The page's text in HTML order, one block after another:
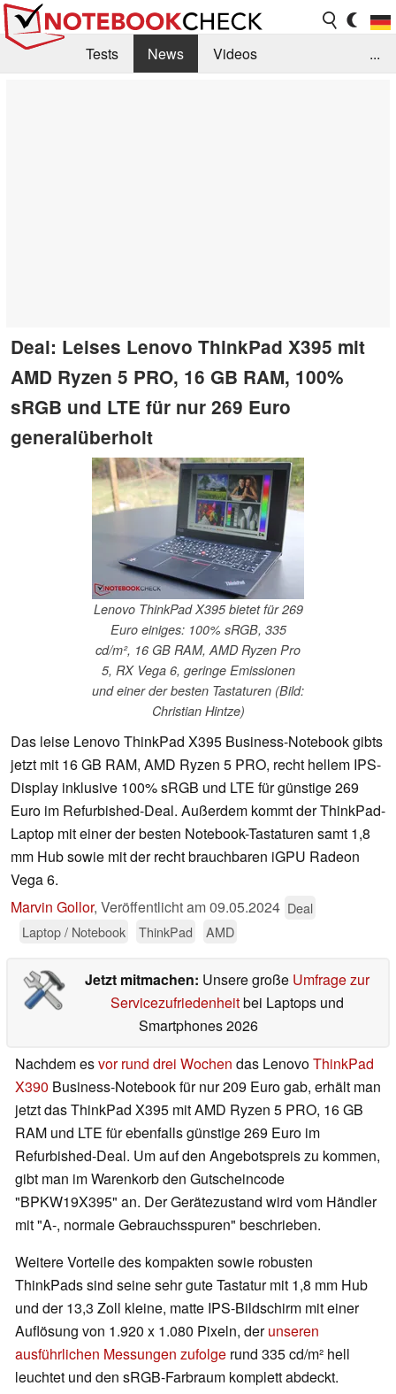
Tests News
Videos
...
Deal: Leises Lenovo ThinkPad X395 mit
AMD Ryzen 5 PRO, 16 GB RAM, 100%
sRGB und LTE für nur 269 Euro
generalüberholt
Lenovo ThinkPad X395 bietet für 269
Euro einiges: 100% sRGB, 335
cd/m², 16 GB RAM, AMD Ryzen Pro
5, RX Vega 6, geringe Emissionen
und einer der besten Tastaturen (Bild:
Christian Hintze)
Das leise Lenovo ThinkPad X395 Business-Notebook gibts
jetzt mit 16 GB RAM, AMD Ryzen 5 PRO, recht hellem IPS-
Display inklusive 100% sRGB und LTE für günstige 269
Euro im Refurbished-Deal. Außerdem kommt der ThinkPad-
Laptop mit einer der besten Notebook-Tastaturen samt 1,8
mm Hub sowie mit der recht brauchbaren iGPU Radeon
Vega 6.
Marvin Gollor, Veröffentlicht am09.05.2024 Deal
Laptop / Notebook
ThinkPad AMD
Jetzt mitmachen: Unsere große Umfrage zur
Servicezufriedenheitbei Laptops und
Smartphones 2026
Nachdem esvor rund drei Wochen das LenovoThinkPad
X390 Business-Notebook für nur 209 Euro gab, erhält man
jetzt das ThinkPad X395 mit AMD Ryzen 5 PRO, 16 GB
RAM und LTE für ebenfalls günstige 269 Euro im
Refurbished-Deal. Um auf den Angebotspreis zu kommen,
gibt man im Warenkorb den Gutscheincode
"BPKW19X395" an. Der Gerätezustand wird vom Händler
mit "A-, normale Gebrauchsspuren" beschrieben.
Weitere Vorteile des kompakten sowie robusten
ThinkPads sind seine sehr gute Tastatur mit 1,8 mm Hub
und der 13,3 Zoll kleine, matte IPS-Bildschirm mit einer
Auflösung von 1.920 x 1.080 Pixeln, derunseren
ausführlichen Messungen zufolge rund 335 cd/m² hell
leuchtet und den sRGB-Farbraum komplett abdeckt.